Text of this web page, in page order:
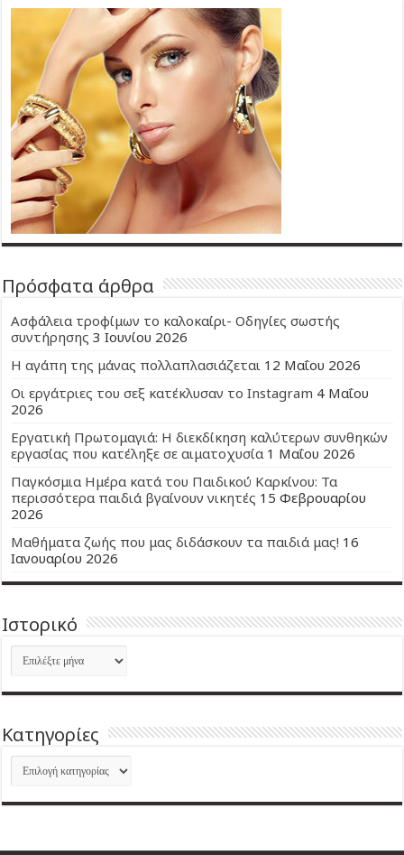
Πρόσφατα άρθρα
Ασφάλεια τροφίμων το καλοκαίρι- Οδηγίες σωστής
συντήρησης 3 Ιουνίου 2026
Η αγάπη της μάνας πολλαπλασιάζεται 12 Μαΐου 2026
Οι εργάτριες του σεξ κατέκλυσαν το Instagram 4 Μαΐου
2026
Εργατική Πρωτομαγιά: Η διεκδίκηση καλύτερων συνθηκών
εργασίας που κατέληξε σε αιματοχυσία 1 Μαΐου 2026
Παγκόσμια Ημέρα κατά του Παιδικού Καρκίνου: Τα
περισσότερα παιδιά βγαίνουν νικητές 15 Φεβρουαρίου
2026
Μαθήματα ζωής που μας διδάσκουν τα παιδιά μας! 16
Ιανουαρίου 2026
Ιστορικό
Ιστορικό
Kατηγορίες
Kατηγορίες